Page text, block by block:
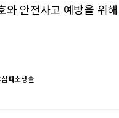
와 안전사고 예방을 위
심폐소생술